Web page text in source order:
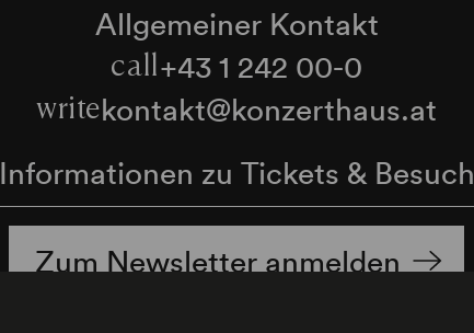
Allgemeiner Kontakt
call+43 1 242 00-0
writekontakt@konzerthaus.at
Informationen zu Tickets & Besuch
Zum Newsletter anmelden